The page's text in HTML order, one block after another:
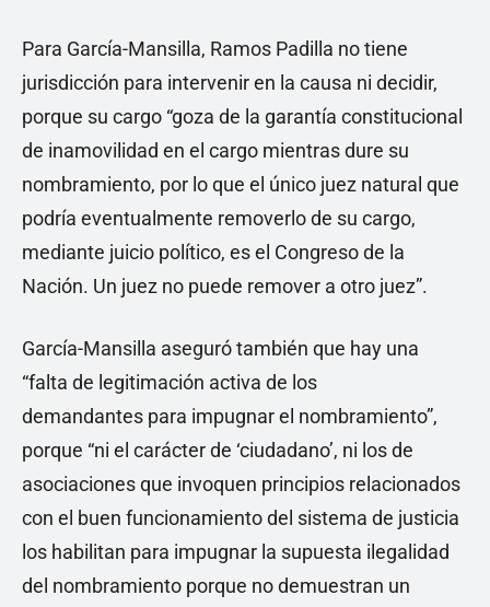
Para García-Mansilla, Ramos Padilla no tiene
jurisdicción para intervenir en la causa ni decidir,
porque su cargo “goza de la garantía constitucional
de inamovilidad en el cargo mientras dure su
nombramiento, por lo que el único juez natural que
podría eventualmente removerlo de su cargo,
mediante juicio político, es el Congreso de la
Nación. Un juez no puede remover a otro juez”.
García-Mansilla aseguró también que hay una
“falta de legitimación activa de los
demandantes para impugnar el nombramiento”,
porque “ni el carácter de ‘ciudadano’, ni los de
asociaciones que invoquen principios relacionados
con el buen funcionamiento del sistema de justicia
los habilitan para impugnar la supuesta ilegalidad
del nombramiento porque no demuestran un